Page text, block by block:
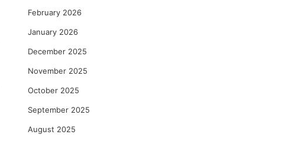
February 2026
January 2026
December 2025
November 2025
October 2025
September 2025
August 2025